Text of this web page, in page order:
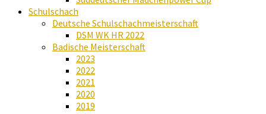
Schulschach
Deutsche Schulschachmeisterschaft
DSM WK HR 2022
Badische Meisterschaft
2023
2022
2021
2020
2019